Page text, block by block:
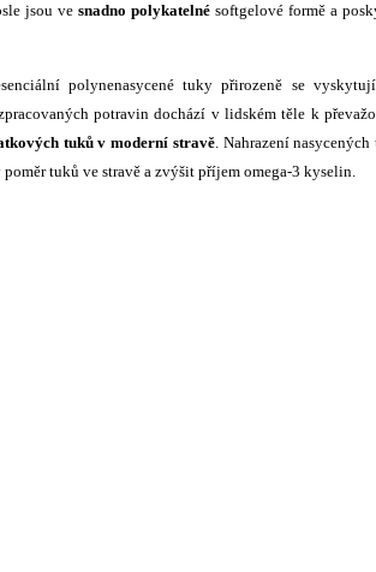
jsou vesnadno polykatelné softgelové formě a
polynenasycené tuky přirozeně se
potravin dochází v lidském těle k
tuků v moderní stravě. Nahrazení nasycených
poměr tuků ve stravě a zvýšit příjem omega-3 kyselin.